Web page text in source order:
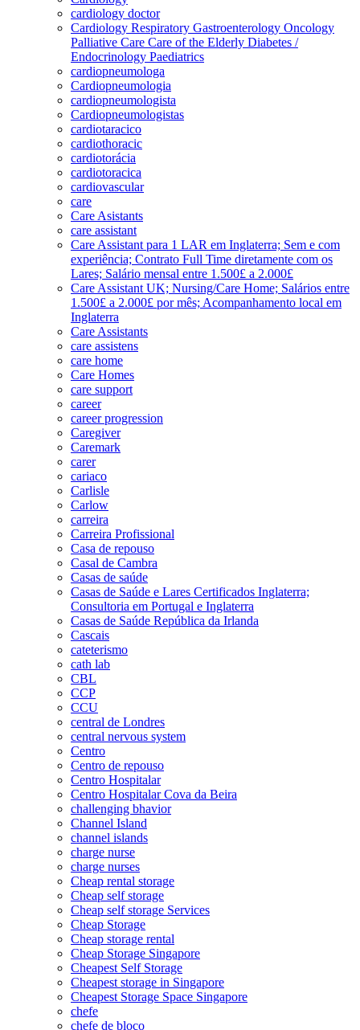
cardiology doctor
Cardiology Respiratory Gastroenterology Oncology
Palliative Care Care of the Elderly Diabetes /
Endocrinology Paediatrics
cardiopneumologa
Cardiopneumologia
cardiopneumologista
Cardiopneumologistas
cardiotaracico
cardiothoracic
cardiotorácia
cardiotoracica
cardiovascular
care
Care Asistants
care assistant
Care Assistant para 1 LAR em Inglaterra; Sem e com
experiência; Contrato Full Time diretamente com os
Lares; Salário mensal entre 1.500£ a 2.000£
Care Assistant UK; Nursing/Care Home; Salários entre
1.500£ a 2.000£ por mês; Acompanhamento local em
Inglaterra
Care Assistants
care assistens
care home
Care Homes
care support
career
career progression
Caregiver
Caremark
carer
cariaco
Carlisle
Carlow
carreira
Carreira Profissional
Casa de repouso
Casal de Cambra
Casas de saúde
Casas de Saúde e Lares Certificados Inglaterra;
Consultoria em Portugal e Inglaterra
Casas de Saúde República da Irlanda
Cascais
cateterismo
cath lab
CBL
CCP
CCU
central de Londres
central nervous system
Centro
Centro de repouso
Centro Hospitalar
Centro Hospitalar Cova da Beira
challenging bhavior
Channel Island
channel islands
charge nurse
charge nurses
Cheap rental storage
Cheap self storage
Cheap self storage Services
Cheap Storage
Cheap storage rental
Cheap Storage Singapore
Cheapest Self Storage
Cheapest storage in Singapore
Cheapest Storage Space Singapore
chefe
chefe de bloco